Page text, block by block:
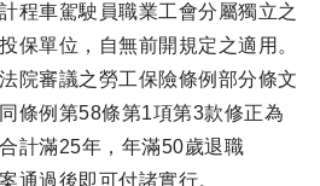
程車駕駛員職業工會分屬獨立之
保單位，自無前開規定之適用。
院審議之勞工保險條例部分條文
條例第58條第1項第3款修正為
計滿25年，年滿50歲退職
通過後即可付諸實行。